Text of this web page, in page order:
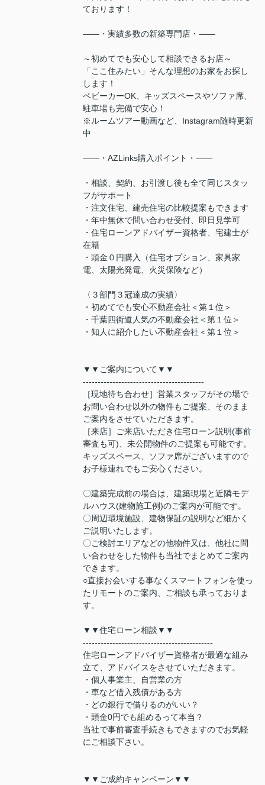
ております！
――・実績多数の新築専門店・――
～初めてでも安心して相談できるお店～
「ここ住みたい」そんな理想のお家をお探し
します！
ベビーカーOK、キッズスペースやソファ席、
駐車場も完備で安心！
※ルームツアー動画など、Instagram随時更新
中
――・AZLinks購入ポイント・――
・相談、契約、お引渡し後も全て同じスタッ
フがサポート
・注文住宅、建売住宅の比較提案もできます
・年中無休で問い合わせ受付、即日見学可
・住宅ローンアドバイザー資格者、宅建士が
在籍
・頭金０円購入（住宅オプション、家具家
電、太陽光発電、火災保険など）
〈３部門３冠達成の実績〉
・初めてでも安心不動産会社＜第１位＞
・千葉四街道人気の不動産会社＜第１位＞
・知人に紹介したい不動産会社＜第１位＞
▼▼ご案内について▼▼
-----------------------------------------
［現地待ち合わせ］営業スタッフがその場で
お問い合わせ以外の物件もご提案、そのまま
ご案内をさせていただきます。
［来店］ご来店いただき住宅ローン説明(事前
審査も可)、未公開物件のご提案も可能です。
キッズスペース、ソファ席がございますので
お子様連れでもご安心ください。
〇建築完成前の場合は、建築現場と近隣モデ
ルハウス(建物施工例)のご案内が可能です。
〇周辺環境施設、建物保証の説明など細かく
ご説明いたします。
〇ご検討エリアなどの他物件又は、他社に問
い合わせをした物件も当社でまとめてご案内
できます。
○直接お会いする事なくスマートフォンを使っ
たリモートのご案内、ご相談も承っておりま
す。
▼▼住宅ローン相談▼▼
--------------------------------------------
住宅ローンアドバイザー資格者が最適な組み
立て、アドバイスをさせていただきます。
・個人事業主、自営業の方
・車など借入残債がある方
・どの銀行で借りるのがいい？
・頭金0円でも組めるって本当？
当社で事前審査手続きもできますのでお気軽
にご相談下さい。
▼▼ご成約キャンペーン▼▼